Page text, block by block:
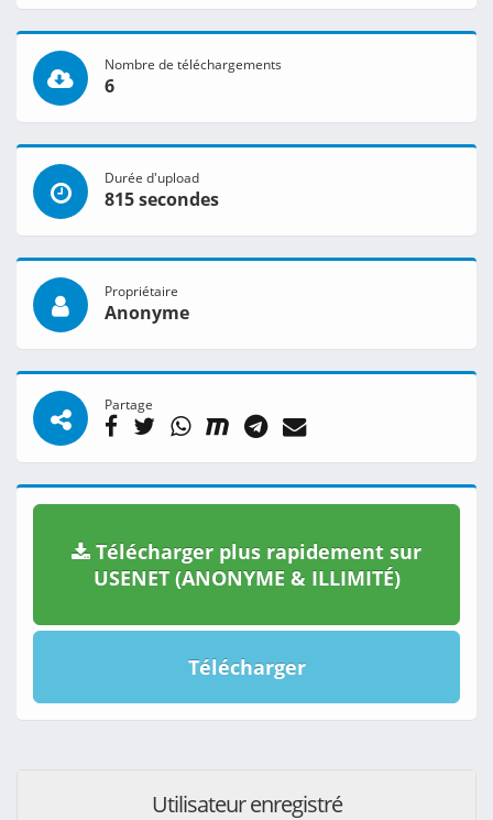
Nombre de téléchargements
6
Durée d'upload
815 secondes
Propriétaire
Anonyme
Partage
Télécharger plus rapidement sur
USENET (ANONYME & ILLIMITÉ)
Télécharger
Utilisateur enregistré